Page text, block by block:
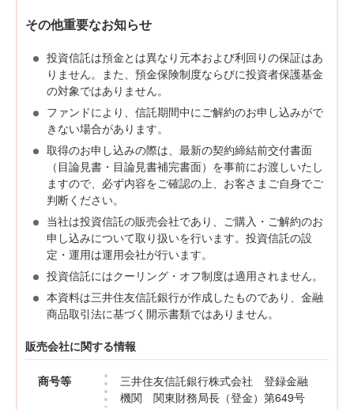
その他重要なお知らせ
投資信託は預金とは異なり元本および利回りの保証はあ
りません。また、預金保険制度ならびに投資者保護基金
の対象ではありません。
ファンドにより、信託期間中にご解約のお申し込みがで
きない場合があります。
取得のお申し込みの際は、最新の契約締結前交付書面
（目論見書・目論見書補完書面）を事前にお渡しいたし
ますので、必ず内容をご確認の上、お客さまご自身でご
判断ください。
当社は投資信託の販売会社であり、ご購入・ご解約のお
申し込みについて取り扱いを行います。投資信託の設
定・運用は運用会社が行います。
投資信託にはクーリング・オフ制度は適用されません。
本資料は三井住友信託銀行が作成したものであり、金融
商品取引法に基づく開示書類ではありません。
販売会社に関する情報
商号等
三井住友信託銀行株式会社 登録金融
機関 関東財務局長（登金）第649号